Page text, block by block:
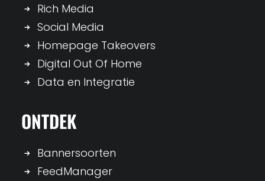
Rich Media
Social Media
Homepage Takeovers
Digital Out Of Home
Data en Integratie
ONTDEK
Bannersoorten
FeedManager